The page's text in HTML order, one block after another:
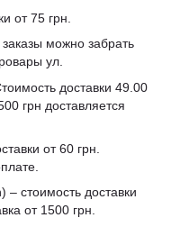
от 75 грн.
можно забрать
ул.
доставки 49.00
грн доставляется
от 60 грн.
стоимость доставки
от 1500 грн.